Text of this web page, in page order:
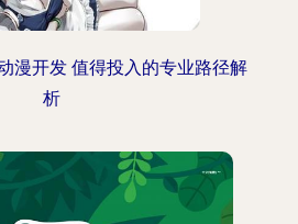
漫开发 值得投入的专业路径解
析